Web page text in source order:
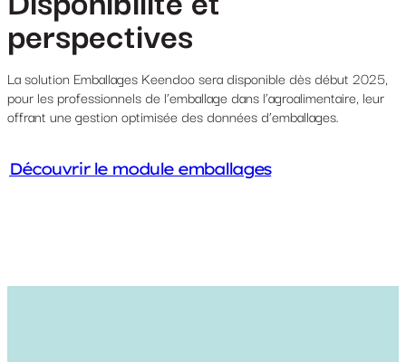
perspectives
La solution Emballages Keendoo sera disponible dès début 2025,
pour les professionnels de l’emballage dans l’agroalimentaire, leur
offrant une gestion optimisée des données d’emballages.
Découvrir le module emballages